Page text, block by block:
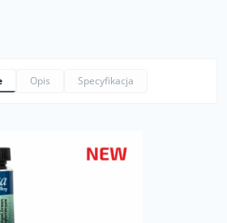
Opis Specyfikacja